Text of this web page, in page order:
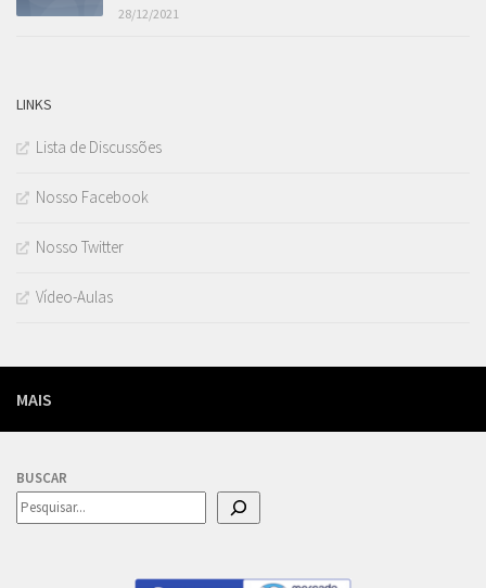
28/12/2021
LINKS
Lista de Discussões
Nosso Facebook
Nosso Twitter
Vídeo-Aulas
MAIS
BUSCAR